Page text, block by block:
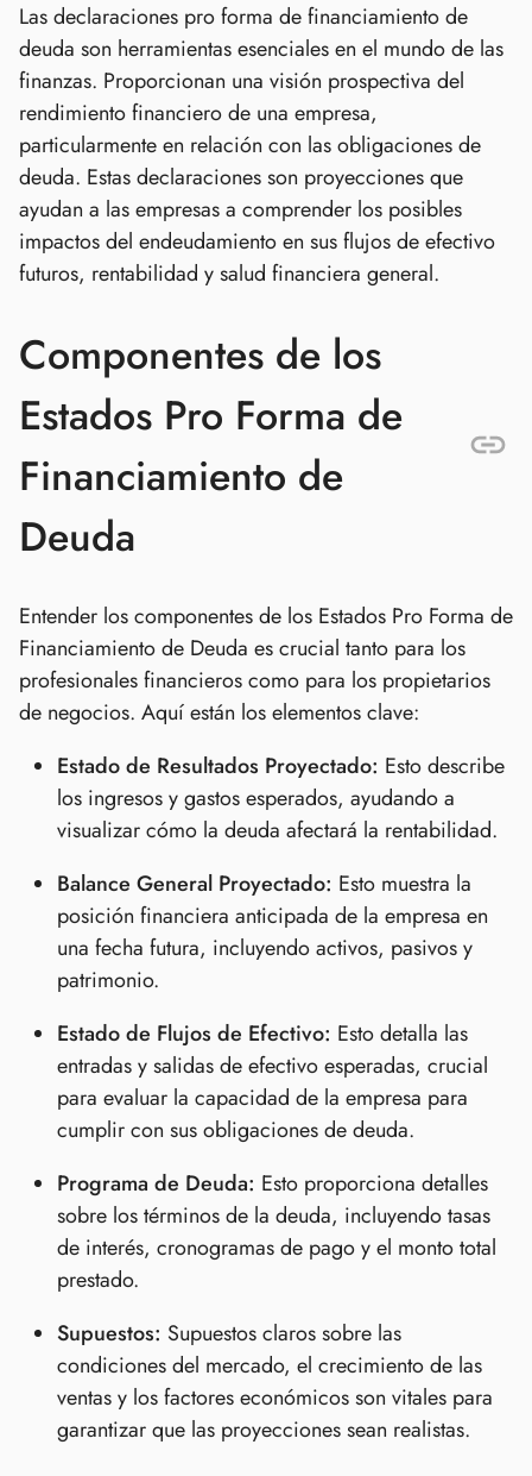
Las declaraciones pro forma de financiamiento de
deuda son herramientas esenciales en el mundo de las
finanzas. Proporcionan una visión prospectiva del
rendimiento financiero de una empresa,
particularmente en relación con las obligaciones de
deuda. Estas declaraciones son proyecciones que
ayudan a las empresas a comprender los posibles
impactos del endeudamiento en sus flujos de efectivo
futuros, rentabilidad y salud financiera general.
Componentes de los
Estados Pro Forma de
Financiamiento de
Deuda
Entender los componentes de los Estados Pro Forma de
Financiamiento de Deuda es crucial tanto para los
profesionales financieros como para los propietarios
de negocios. Aquí están los elementos clave:
Estado de Resultados Proyectado: Esto describe
los ingresos y gastos esperados, ayudando a
visualizar cómo la deuda afectará la rentabilidad.
Balance General Proyectado: Esto muestra la
posición financiera anticipada de la empresa en
una fecha futura, incluyendo activos, pasivos y
patrimonio.
Estado de Flujos de Efectivo: Esto detalla las
entradas y salidas de efectivo esperadas, crucial
para evaluar la capacidad de la empresa para
cumplir con sus obligaciones de deuda.
Programa de Deuda: Esto proporciona detalles
sobre los términos de la deuda, incluyendo tasas
de interés, cronogramas de pago y el monto total
prestado.
Supuestos: Supuestos claros sobre las
condiciones del mercado, el crecimiento de las
ventas y los factores económicos son vitales para
garantizar que las proyecciones sean realistas.